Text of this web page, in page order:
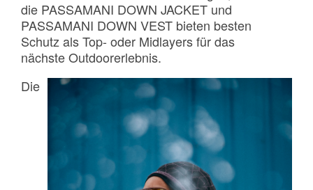
die PASSAMANI DOWN JACKET und
PASSAMANI DOWN VEST bieten besten
Schutz als Top- oder Midlayers für das
nächste Outdoorerlebnis.
Die